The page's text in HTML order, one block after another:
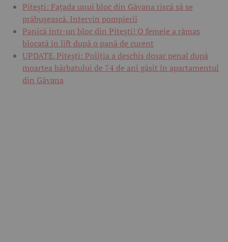
Pitești: Fațada unui bloc din Găvana riscă să se
prăbușească. Intervin pompierii
Panică într-un bloc din Pitești! O femeie a rămas
blocată în lift după o pană de curent
UPDATE. Pitești: Poliția a deschis dosar penal după
moartea bărbatului de 74 de ani găsit în apartamentul
din Găvana